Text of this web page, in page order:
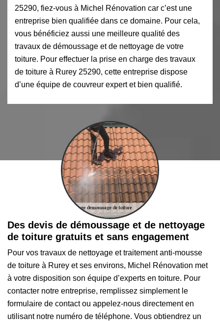
25290, fiez-vous à Michel Rénovation car c’est une
entreprise bien qualifiée dans ce domaine. Pour cela,
vous bénéficiez aussi une meilleure qualité des
travaux de démoussage et de nettoyage de votre
toiture. Pour effectuer la prise en charge des travaux
de toiture à Rurey 25290, cette entreprise dispose
d’une équipe de couvreur expert et bien qualifié.
Des devis de démoussage et de nettoyage
de toiture gratuits et sans engagement
Pour vos travaux de nettoyage et traitement anti-mousse
de toiture à Rurey et ses environs, Michel Rénovation met
à votre disposition son équipe d’experts en toiture. Pour
contacter notre entreprise, remplissez simplement le
formulaire de contact ou appelez-nous directement en
utilisant notre numéro de téléphone. Vous obtiendrez un